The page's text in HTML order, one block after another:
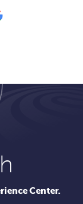
Center.